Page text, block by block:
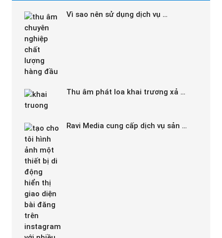
Vì sao nên sử dụng dịch vụ …
Thu âm phát loa khai trương xả …
Ravi Media cung cấp dịch vụ sản …